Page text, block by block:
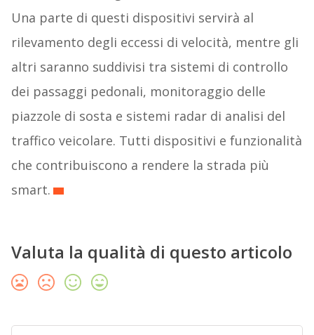
Una parte di questi dispositivi servirà al
rilevamento degli eccessi di velocità, mentre gli
altri saranno suddivisi tra sistemi di controllo
dei passaggi pedonali, monitoraggio delle
piazzole di sosta e sistemi radar di analisi del
traffico veicolare. Tutti dispositivi e funzionalità
che contribuiscono a rendere la strada più
smart.
Valuta la qualità di questo articolo